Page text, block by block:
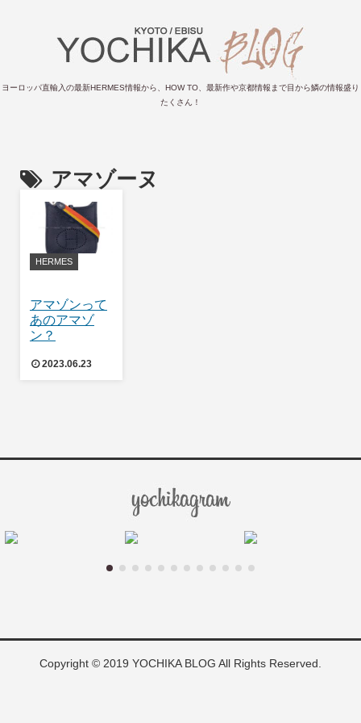
ヨーロッパ直輸入の最新HERMES情報から、HOW TO、最新作や京都情報まで目から鱗の情報盛り
たくさん！
アマゾーヌ
HERMES
アマゾンって
あのアマゾ
ン？
2023.06.23
Copyright © 2019 YOCHIKA BLOG All Rights Reserved.